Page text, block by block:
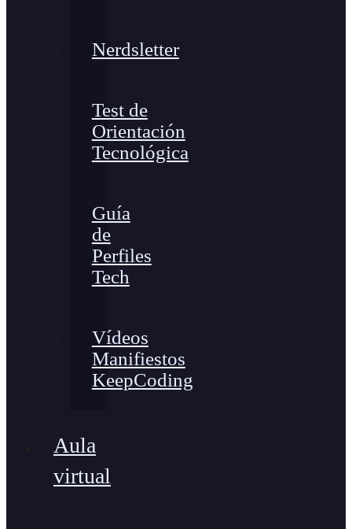
Nerdsletter
Test de
Orientación
Tecnológica
Guía
de
Perfiles
Tech
Vídeos
Manifiestos
KeepCoding
Aula
virtual